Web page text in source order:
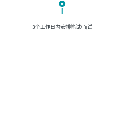
3个工作日内安排笔试/面试